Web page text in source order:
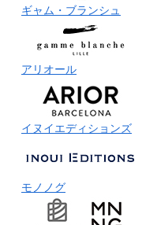
ギャム・ブランシュ
アリオール
イヌイエディションズ
モノノグ